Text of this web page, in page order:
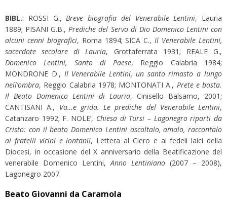
BIBL.: ROSSI G.,Breve biografia del Venerabile Lentini, Lauria
1889; PISANI G.B.,Prediche del Servo di Dio Domenico Lentini con
alcuni cenni biografici, Roma 1894; SICA C.,Il Venerabile Lentini,
sacerdote secolare di Lauria, Grottaferrata 1931; REALE G.,
Domenico Lentini, Santo di Paese, Reggio Calabria 1984;
MONDRONE D., Il Venerabile Lentini, un santo rimasto a lungo
nell’ombra, Reggio Calabria 1978; MONTONATI A., Prete e basta.
Il Beato Domenico Lentini di Lauria, Cinisello Balsamo, 2001;
CANTISANI A., Va…e grida. Le prediche del Venerabile Lentini,
Catanzaro 1992; F. NOLE’, Chiesa di Tursi – Lagonegro riparti da
Cristo: con il beato Domenico Lentini ascoltalo, amalo, raccontalo
ai fratelli vicini e lontani!, Lettera al Clero e ai fedeli laici della
Diocesi, in occasione del X anniversario della Beatificazione del
venerabile Domenico Lentini,Anno Lentiniano (2007 – 2008),
Lagonegro 2007.
Beato Giovanni da Caramola